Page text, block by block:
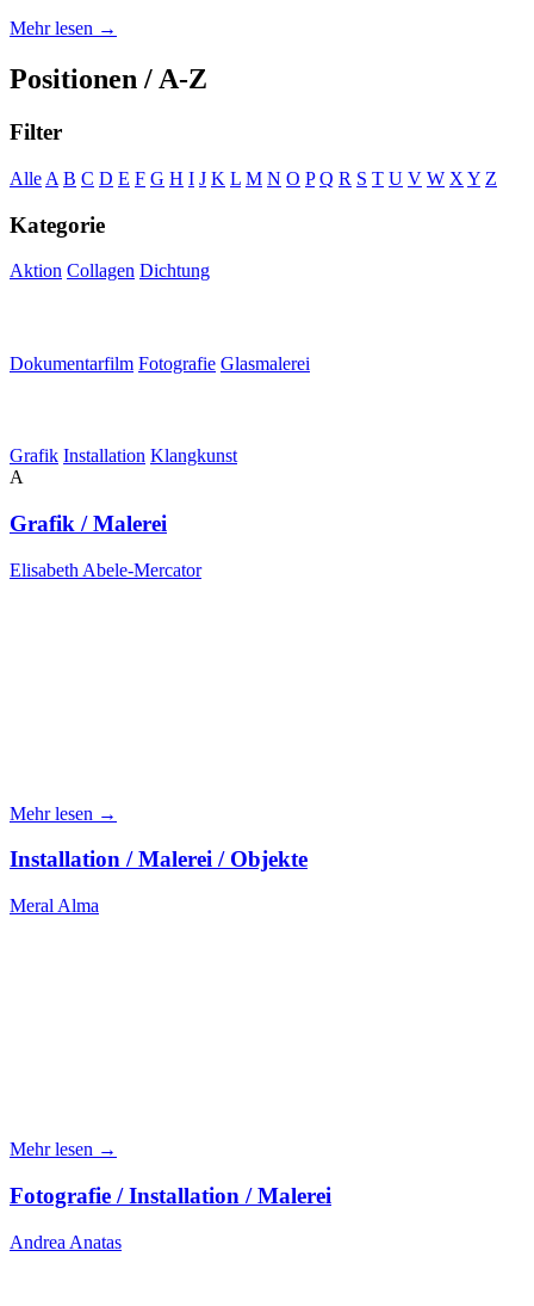
Mehr lesen →
Positionen / A-Z
Filter
Alle A B C D E F G H I J K L M N O P Q R S T U V W X Y Z
Kategorie
Aktion Collagen Dichtung
Dokumentarfilm Fotografie Glasmalerei
Grafik Installation Klangkunst
A
Grafik / Malerei
Elisabeth Abele-Mercator
Mehr lesen →
Installation / Malerei / Objekte
Meral Alma
Mehr lesen →
Fotografie / Installation / Malerei
Andrea Anatas